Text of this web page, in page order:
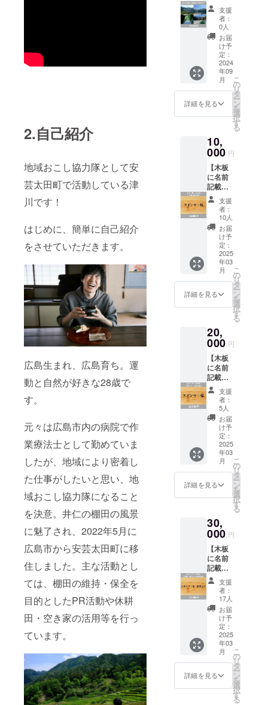
2.自己紹介
地域おこし協力隊として安
芸太田町で活動している津
川です！
はじめに、簡単に自己紹介
をさせていただきます。
広島生まれ、広島育ち。運
動と自然が好きな28歳で
す。
元々は広島市内の病院で作
業療法士として勤めていま
したが、地域により密着し
た仕事がしたいと思い、地
域おこし協力隊になること
を決意。井仁の棚田の風景
に魅了され、2022年5月に
広島市から安芸太田町に移
住しました。主な活動とし
ては、棚田の維持・保全を
目的としたPR活動や休耕
田・空き家の活用等を行っ
ています。
ご利用
時期が
遅れる
恐れが
ありま
すので
ご了承
くださ
い。
力を発
見でき
るか
も！ ※1
回あた
り2時間
程度を
予定し
ていま
す（9～
11月
頃） ※
別で
メール
にてご
相談さ
せてい
ただき
決定し
ます。
※支援
時、備
考欄に
お名前
をご記
入くだ
さい。
は、支
援時に
たメー
ルアド
レスへ
ご連絡
しま
す。
さい。
※開催は
不定期
で、時
期を分
けて開
催いた
しま
す。
（2024
年9月～
時や作
業内容
が決ま
り次
第、支
援時に
記載し
ていた
だいた
メール
アドレ
スへご
連絡い
たしま
す。
ク＆棚
田散歩
を実施
しま
す。棚
田散歩
では、
古民家
宿周辺
を歩い
て散策
がら井
仁の棚
田の魅
力を紹
介しま
す。 ま
だ井仁
の棚田
に行っ
たこと
がない
方や子
連れの
方も大
歓迎で
す！（※
中学生
様まで
無料と
させて
いただ
きま
す） ま
た、今
回は
CAMPF
IRE限定
で、
2021年
に出版
された
書籍
てのプ
ロ
考」を
ご支援
いただ
いた方
にお渡
しいた
しま
す。 開
催日
程：
2024年
11月23
（土）
〈スケ
ル〉
14:00
湖 満
喫ツ
アー】
安芸太
田町に
ある井
仁の棚
田と龍
姫湖
（温井
ダム）
を満喫
できる
です。
井仁の
棚田で
は、隠
れた絶
景ポイ
ントや
観光で
は滅多
に通る
ことの
ない農
道を、
ゆっく
り観て
歩きな
がらガ
ホーム
ページ
やガイ
ドブッ
クなど
には
載って
いな
い、地
域おこ
し協力
隊なら
ではの
ガイド
をいた
しま
す。 井
訪れた
ことが
ある方
でも、
新たな
魅力を
発見で
きるか
も！ 龍
姫湖で
は、豊
かな自
然に囲
まれた
湖の上
イク
サー
支援
者：
0人
お届
け予
定：
2024
年09
月
詳細を見る
こ
の
リ
タ
ー
ン
を
選
択
す
る
10,
000 円
【木板
に名前
記載】
ご支援
いただ
いた方
限定
で、木
板に
『スポ
ンサー
様』と
してお
名前を
記載し
ます。
cm） お
名前を
記載し
た木板
は、
オープ
ン後に
宿へ飾
らせて
いただ
きま
す。
（2025
年3月頃
を予
定） お
名前
職『大
江さ
ん』に
記載し
ていた
だきま
す。 木
板は、
古民家
解体時
に出た
廃材を
加工し
たもの
を使用
してい
ます。
※掲載方
支援
者：
10人
お届
け予
定：
2025
年03
月
詳細を見る
こ
の
リ
タ
ー
ン
を
選
択
す
る
20,
000 円
【木板
に名前
記載】
ご支援
いただ
いた方
限定
で、木
（大）
に『ス
ポン
サー
様』と
してお
名前を
ます。
（5×15
cm） お
名前を
記載し
た木板
は宿へ
飾らせ
ていた
だきま
す。
（2025
年3月頃
を予
定） お
名前
は、井
支援
者：
5人
お届
け予
定：
2025
年03
月
詳細を見る
こ
の
リ
タ
ー
ン
を
選
択
す
る
30,
000 円
【木板
に名前
記載】
ご支援
いただ
いた方
限定
で、木
板（特
大）に
『スポ
ンサー
様』と
してお
名前ま
たは企
支援
者：
17人
お届
け予
定：
2025
年03
月
詳細を見る
こ
の
リ
タ
ー
ン
を
選
択
す
る